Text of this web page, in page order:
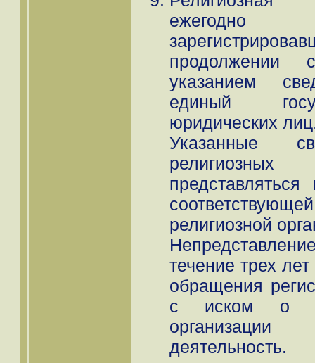
ежегодно
продолжении
указанием
единый
юридических
Указанные
религиозных
религиозной
течение трех
обращения
с иском о
деятельность.